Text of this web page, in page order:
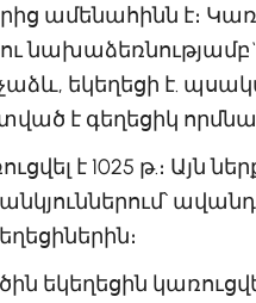
ամենահինն է։
եկեղեցի է.
է գեղեցիկ
է 1025 թ.։
անկյուններում՝
եկեղեցին